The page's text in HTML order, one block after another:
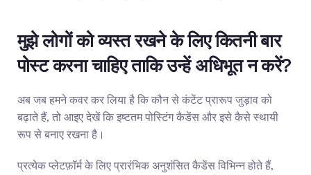
मुझे लोगों को व्यस्त रखने के लिए कितनी बार
पोस्ट करना चाहिए ताकि उन्हें अधिभूत न करें?
अब जब हमने कवर कर लिया है कि कौन से कंटेंट प्रारूप जुड़ाव को
बढ़ाते हैं, तो आइए देखें कि इष्टतम पोस्टिंग कैडेंस और इसे कैसे स्थायी
रूप से बनाए रखना है।
प्रत्येक प्लेटफ़ॉर्म के लिए प्रारंभिक अनुशंसित कैडेंस विभिन्न होते हैं,